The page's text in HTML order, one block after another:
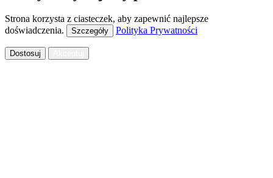
Strona korzysta z ciasteczek, aby zapewnić najlepsze
doświadczenia.
Szczegóły Polityka Prywatności
Dostosuj